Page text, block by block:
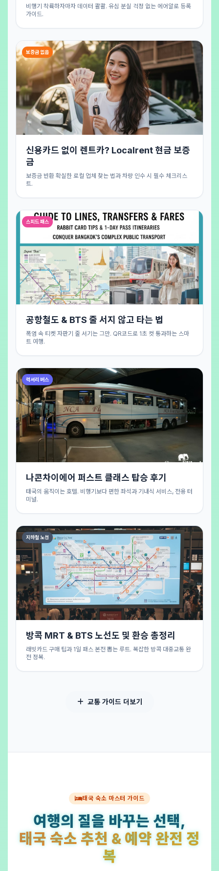
비행기 착륙하자마자 데이터 콸콸. 유심 분실 걱정 없는 에어알로 등록
가이드.
보증금 없음
신용카드 없이 렌트카? Localrent 현금 보증
금
보증금 반환 확실한 로컬 업체 찾는 법과 차량 인수 시 필수 체크리스
트.
스피드 패스
공항철도 & BTS 줄 서지 않고 타는 법
폭염 속 티켓 자판기 줄 서기는 그만. QR코드로 1초 컷 통과하는 스마
트 여행.
럭셔리 버스
나콘차이에어 퍼스트 클래스 탑승 후기
태국의 움직이는 호텔. 비행기보다 편한 좌석과 기내식 서비스, 전용 터
미널.
지하철 노선
방콕 MRT & BTS 노선도 및 환승 총정리
래빗카드 구매 팁과 1일 패스 본전 뽑는 루트. 복잡한 방콕 대중교통 완
전 정복.
교통 가이드 더보기
태국 숙소 마스터 가이드
여행의 질을 바꾸는 선택,
태국 숙소 추천 & 예약 완전 정
복